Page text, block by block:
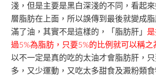
淺，但是主要是黑白深淺的不同，看起
層脂肪在上面，所以誤傳到最後就變成
滿了油，其實不是這樣的，「脂肪肝」
過5%為脂肪，只要5%的比例就可以稱之
以不一定是真的吃的太油才會脂肪肝，
多，又少運動，又吃太多甜食及澱粉類